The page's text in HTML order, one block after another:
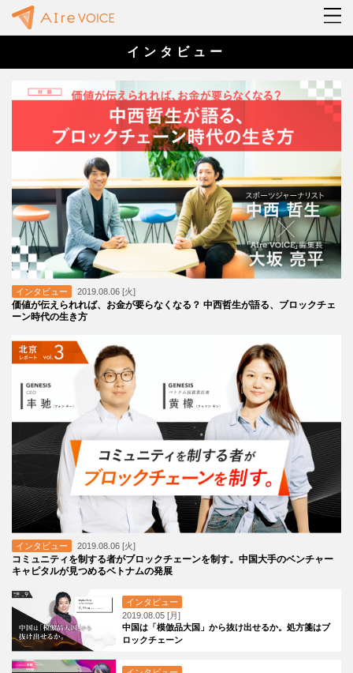
インタビュー
インタビュー 2019.08.06 [火]
価値が伝えられれば、お金が要らなくなる？ 中西哲生が語る、ブロックチェ
ーン時代の生き方
インタビュー 2019.08.06 [火]
コミュニティを制する者がブロックチェーンを制す。中国大手のベンチャー
キャピタルが見つめるベトナムの発展
インタビュー
2019.08.05 [月]
中国は「模倣品大国」から抜け出せるか。処方箋はブ
ロックチェーン